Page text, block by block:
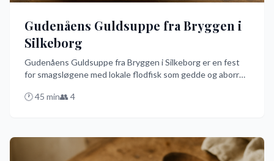
Gudenåens Guldsuppe fra Bryggen i
Silkeborg
Gudenåens Guldsuppe fra Bryggen i Silkeborg er en fest
for smagsløgene med lokale flodfisk som gedde og aborre.
føle dig som en mesterkok på ingen tid. Den er perfekt til
🕐45 min👥 4